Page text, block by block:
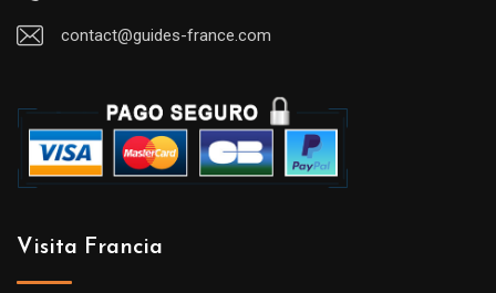
contact@guides-france.com
Visita Francia